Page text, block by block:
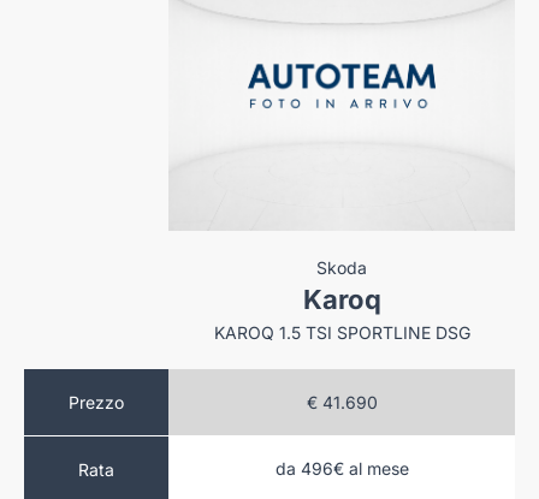
Prezzo
Rata
Skoda
Karoq
KAROQ 1.5 TSI SPORTLINE DSG
€ 41.690
da 496€ al mese